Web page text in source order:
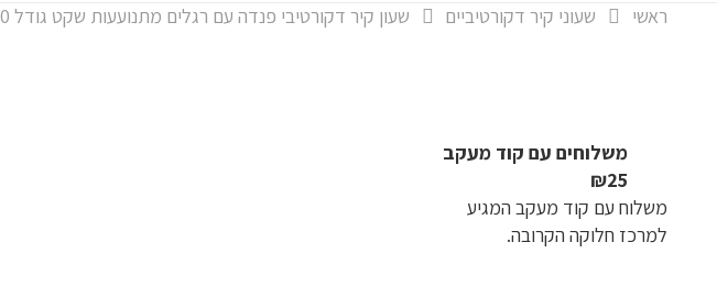
ראשי
שעוני קיר דקורטיביים שעון קיר דקורטיבי פנדה עם רגלים מתנועעות שקט גודל 40ס"מ שחור/לבן מעץ
משלוחים עם קוד מעקב
₪25
משלוח​ עם קוד מעקב המגיע
למרכז חלוקה הקרובה.